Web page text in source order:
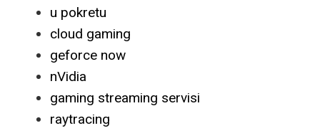
u pokretu
cloud gaming
geforce now
nVidia
gaming streaming servisi
raytracing